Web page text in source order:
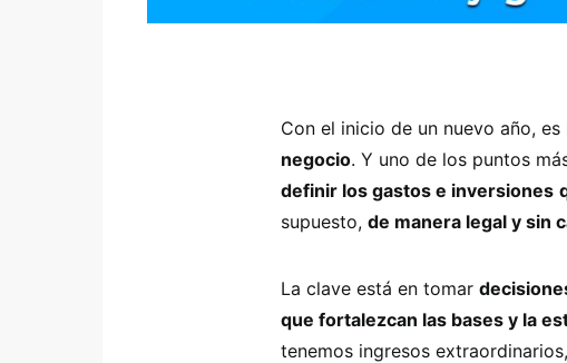
Con el inicio de un nuevo año,
negocio. Y uno de los puntos
definir los gastos e inversiones
supuesto, de manera legal y sin
La clave está en tomar
que fortalezcan las bases y la
tenemos ingresos